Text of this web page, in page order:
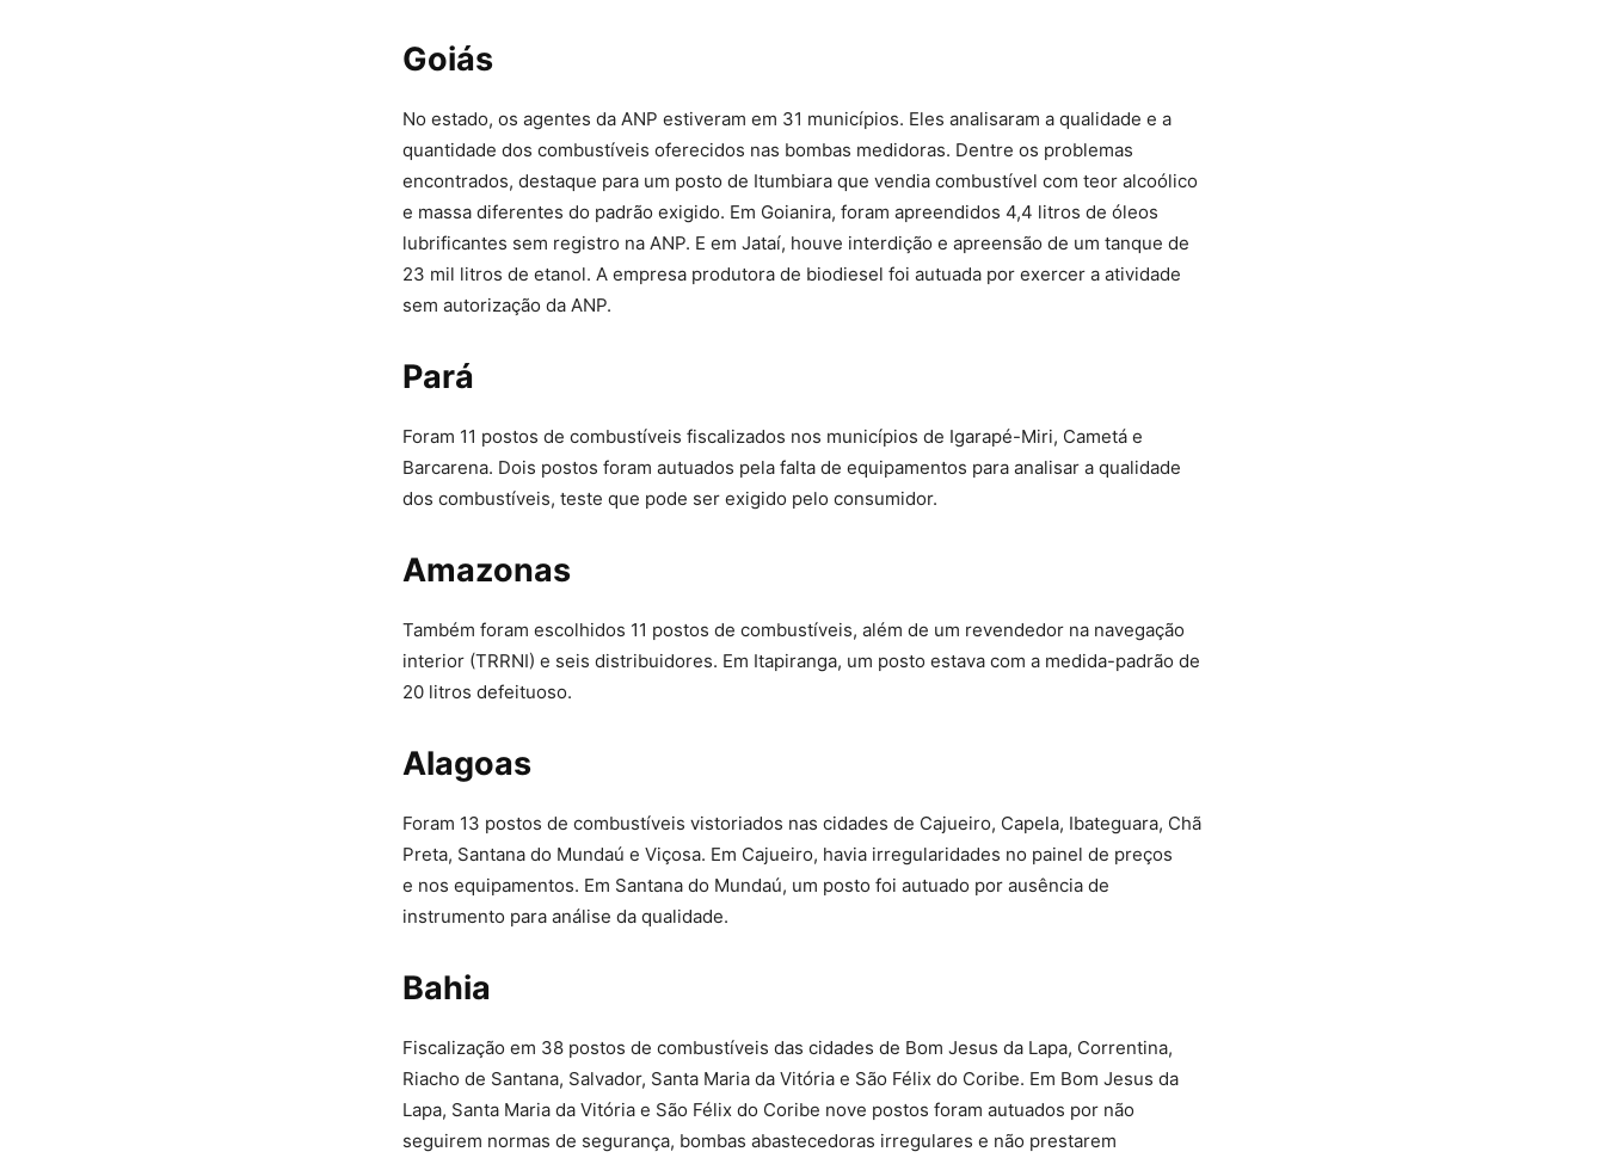
Goiás
No estado, os agentes da ANP estiveram em 31 municípios. Eles analisaram a qualidade e a
quantidade dos combustíveis oferecidos nas bombas medidoras. Dentre os problemas
encontrados, destaque para um posto de Itumbiara que vendia combustível com teor alcoólico
e massa diferentes do padrão exigido. Em Goianira, foram apreendidos 4,4 litros de óleos
lubrificantes sem registro na ANP. E em Jataí, houve interdição e apreensão de um tanque de
23 mil litros de etanol. A empresa produtora de biodiesel foi autuada por exercer a atividade
sem autorização da ANP.
Pará
Foram 11 postos de combustíveis fiscalizados nos municípios de Igarapé-Miri, Cametá e
Barcarena. Dois postos foram autuados pela falta de equipamentos para analisar a qualidade
dos combustíveis, teste que pode ser exigido pelo consumidor.
Amazonas
Também foram escolhidos 11 postos de combustíveis, além de um revendedor na navegação
interior (TRRNI) e seis distribuidores. Em Itapiranga, um posto estava com a medida-padrão de
20 litros defeituoso.
Alagoas
Foram 13 postos de combustíveis vistoriados nas cidades de Cajueiro, Capela, Ibateguara, Chã
Preta, Santana do Mundaú e Viçosa. Em Cajueiro, havia irregularidades no painel de preços
e nos equipamentos. Em Santana do Mundaú, um posto foi autuado por ausência de
instrumento para análise da qualidade.
Bahia
Fiscalização em 38 postos de combustíveis das cidades de Bom Jesus da Lapa, Correntina,
Riacho de Santana, Salvador, Santa Maria da Vitória e São Félix do Coribe. Em Bom Jesus da
Lapa, Santa Maria da Vitória e São Félix do Coribe nove postos foram autuados por não
seguirem normas de segurança, bombas abastecedoras irregulares e não prestarem